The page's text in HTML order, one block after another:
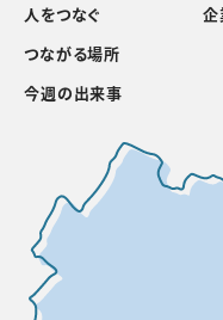
人をつなぐ
つながる場所
今週の出来事